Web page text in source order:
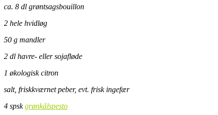
ca. 8 dl grøntsagsbouillon
2 hele hvidløg
50 g mandler
2 dl havre- eller sojafløde
1 økologisk citron
salt, friskkværnet peber, evt. frisk ingefær
4 spskgrønkålspesto